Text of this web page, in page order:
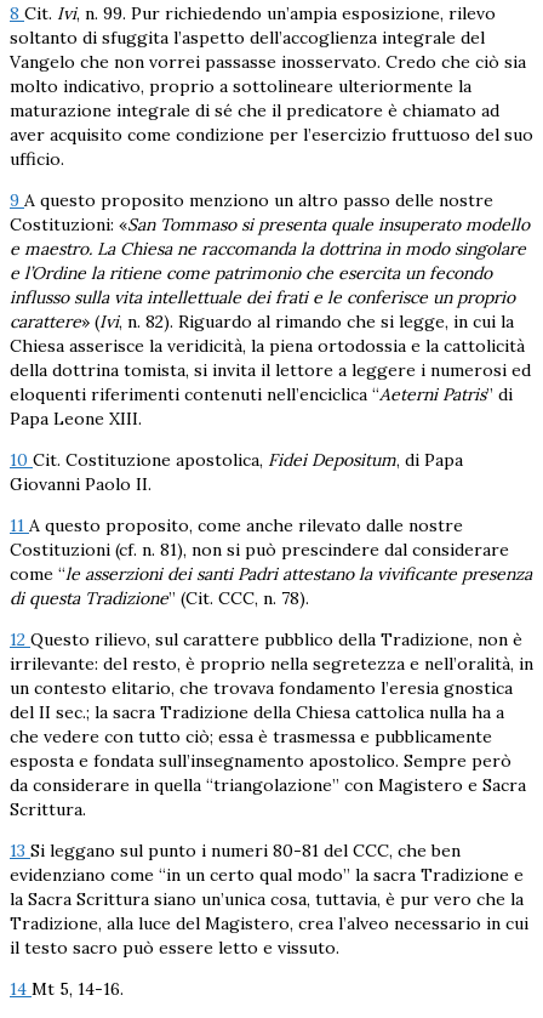
8 Cit. Ivi, n. 99. Pur richiedendo un’ampia esposizione, rilevo
soltanto di sfuggita l’aspetto dell’accoglienza integrale del
Vangelo che non vorrei passasse inosservato. Credo che ciò sia
molto indicativo, proprio a sottolineare ulteriormente la
maturazione integrale di sé che il predicatore è chiamato ad
aver acquisito come condizione per l’esercizio fruttuoso del suo
ufficio.
9 A questo proposito menziono un altro passo delle nostre
Costituzioni: «San Tommaso si presenta quale insuperato modello
e maestro. La Chiesa ne raccomanda la dottrina in modo singolare
e l’Ordine la ritiene come patrimonio che esercita un fecondo
influsso sulla vita intellettuale dei frati e le conferisce un proprio
carattere» (Ivi, n. 82). Riguardo al rimando che si legge, in cui la
Chiesa asserisce la veridicità, la piena ortodossia e la cattolicità
della dottrina tomista, si invita il lettore a leggere i numerosi ed
eloquenti riferimenti contenuti nell’enciclica “Aeterni Patris” di
Papa Leone XIII.
10 Cit. Costituzione apostolica, Fidei Depositum, di Papa
Giovanni Paolo II.
11 A questo proposito, come anche rilevato dalle nostre
Costituzioni (cf. n. 81), non si può prescindere dal considerare
come “le asserzioni dei santi Padri attestano la vivificante presenza
di questa Tradizione” (Cit. CCC, n. 78).
12 Questo rilievo, sul carattere pubblico della Tradizione, non è
irrilevante: del resto, è proprio nella segretezza e nell’oralità, in
un contesto elitario, che trovava fondamento l’eresia gnostica
del II sec.; la sacra Tradizione della Chiesa cattolica nulla ha a
che vedere con tutto ciò; essa è trasmessa e pubblicamente
esposta e fondata sull’insegnamento apostolico. Sempre però
da considerare in quella “triangolazione” con Magistero e Sacra
Scrittura.
13 Si leggano sul punto i numeri 80-81 del CCC, che ben
evidenziano come “in un certo qual modo” la sacra Tradizione e
la Sacra Scrittura siano un’unica cosa, tuttavia, è pur vero che la
Tradizione, alla luce del Magistero, crea l’alveo necessario in cui
il testo sacro può essere letto e vissuto.
14 Mt 5, 14-16.